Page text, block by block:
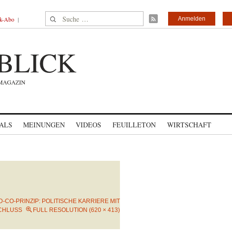
Abo Suche nach: Anmelden
MEINUNGEN VIDEOS FEUILLETON WIRTSCHAFT
CO-PRINZIP: POLITISCHE KARRIERE MIT
FULL RESOLUTION (620 × 413)